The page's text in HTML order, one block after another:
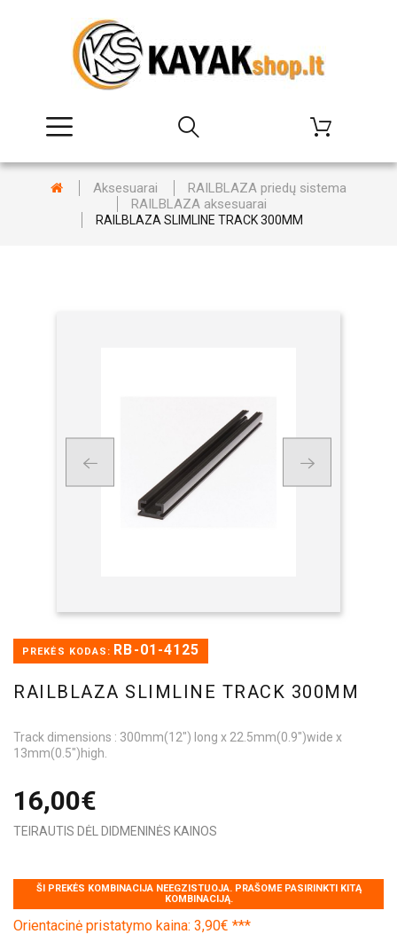
Aksesuarai
RAILBLAZA priedų sistema
RAILBLAZA aksesuarai
RAILBLAZA SLIMLINE TRACK 300MM
PREKĖS KODAS: RB-01-4125
RAILBLAZA SLIMLINE TRACK 300MM
Track dimensions : 300mm(12") long x 22.5mm(0.9")wide x
13mm(0.5")high.
16,00€
TEIRAUTIS DĖL DIDMENINĖS KAINOS
ŠI PREKĖS KOMBINACIJA NEEGZISTUOJA. PRAŠOME PASIRINKTI KITĄ
KOMBINACIJĄ.
Orientacinė pristatymo kaina: 3,90€ ***